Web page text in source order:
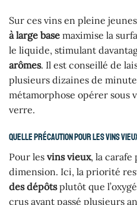
Sur ces vins en pleine
à large base maximise la
le liquide, stimulant
arômes. Il est conseillé de
plusieurs dizaines de
métamorphose opérer sous
verre.
Quelle précaution pour les vins
Pour les vins vieux, la
dimension. Ici, la priorité
des dépôtsplutôt que
crus ayant passé plusieurs